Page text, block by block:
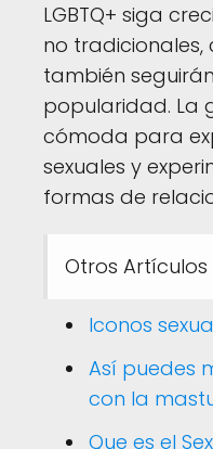
LGBTQ+ siga
no
también
popularidad. La
cómoda para
sexuales y
formas de
Otros
Iconos
Así puedes
con la
Que es el